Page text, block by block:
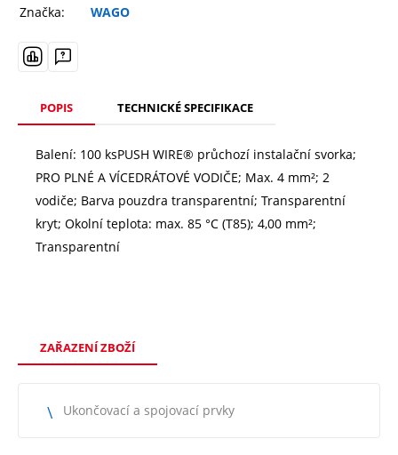
Značka:
WAGO
POPIS TECHNICKÉ SPECIFIKACE
Balení: 100 ksPUSH WIRE® průchozí instalační svorka;
PRO PLNÉ A VÍCEDRÁTOVÉ VODIČE; Max. 4 mm²; 2
vodiče; Barva pouzdra transparentní; Transparentní
kryt; Okolní teplota: max. 85 °C (T85); 4,00 mm²;
Transparentní
ZAŘAZENÍ ZBOŽÍ
Ukončovací a spojovací prvky